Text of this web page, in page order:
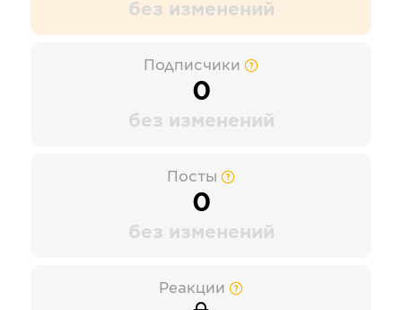
без изменений
Подписчики
0
без изменений
Посты
0
без изменений
Реакции